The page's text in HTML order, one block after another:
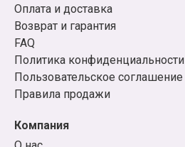
Оплата и доставка
Возврат и гарантия
FAQ
Политика конфиденциальности
Пользовательское соглашение
Правила продажи
Компания